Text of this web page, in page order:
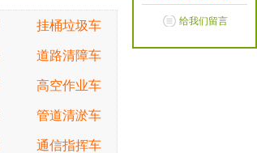
挂桶垃圾车
道路清障车
高空作业车
管道清淤车
通信指挥车
给我们留言